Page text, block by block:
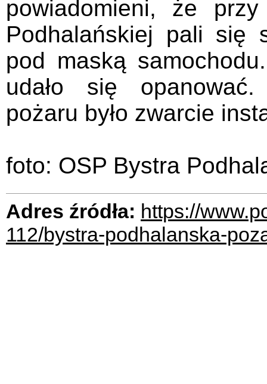
powiadomieni, że
Podhalańskiej pali się
pod maską
udało się opanować.
pożaru było zwarcie
foto: OSP Bystra
Adres źródła: https://
112/bystra-podhalanska-